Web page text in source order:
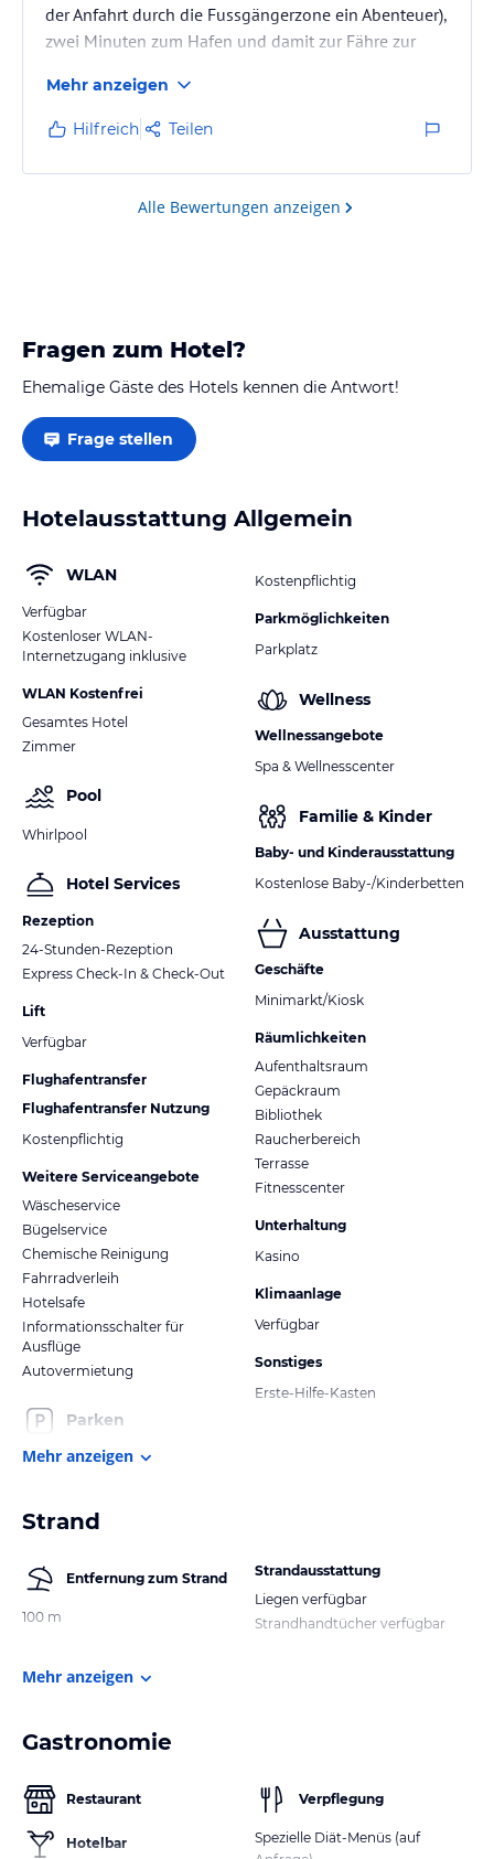
der Anfahrt durch die Fussgängerzone ein Abenteuer),
zwei Minuten zum Hafen und damit zur Fähre zur
zu Baden. Ein ausgezeichnetes Restaurant (Balbi -
unbedingt probieren) direkt daneben. Lustig ist der
grosse, gemeinsame Frühstückstisch für alle Gäste.
Sehr gemütliches Wohnzimmer. Ein Urlaubsfeeling
wie "bei Verwandten"
Mehr anzeigen
Hilfreich Teilen
Alle Bewertungen anzeigen
Fragen zum Hotel?
Ehemalige Gäste des Hotels kennen die Antwort!
Frage stellen
Hotelausstattung Allgemein
WLAN
Verfügbar
Kostenloser WLAN-
Internetzugang inklusive
WLAN Kostenfrei
Gesamtes Hotel
Zimmer
Pool
Whirlpool
Hotel Services
Rezeption
24-Stunden-Rezeption
Express Check-In & Check-Out
Lift
Verfügbar
Flughafentransfer
Flughafentransfer Nutzung
Kostenpflichtig
Weitere Serviceangebote
Wäscheservice
Bügelservice
Chemische Reinigung
Fahrradverleih
Hotelsafe
Informationsschalter für
Ausflüge
Autovermietung
Parken
Kostenpflichtig
Parkmöglichkeiten
Parkplatz
Wellness
Wellnessangebote
Spa & Wellnesscenter
Familie & Kinder
Baby- und Kinderausstattung
Kostenlose Baby-/Kinderbetten
Ausstattung
Geschäfte
Minimarkt/Kiosk
Räumlichkeiten
Aufenthaltsraum
Gepäckraum
Bibliothek
Raucherbereich
Terrasse
Fitnesscenter
Unterhaltung
Kasino
Klimaanlage
Verfügbar
Sonstiges
Erste-Hilfe-Kasten
Mehr anzeigen
Strand
Entfernung zum Strand
100 m
Strandausstattung
Liegen verfügbar
Strandhandtücher verfügbar
Mehr anzeigen
Gastronomie
Restaurant
Hotelbar
Verpflegung
Spezielle Diät-Menüs (auf